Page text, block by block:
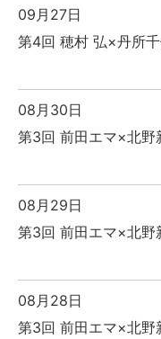
09月27日
第4回 穂村 弘×丹所
08月30日
第3回 前田エマ×北野
08月29日
第3回 前田エマ×北野
08月28日
第3回 前田エマ×北野